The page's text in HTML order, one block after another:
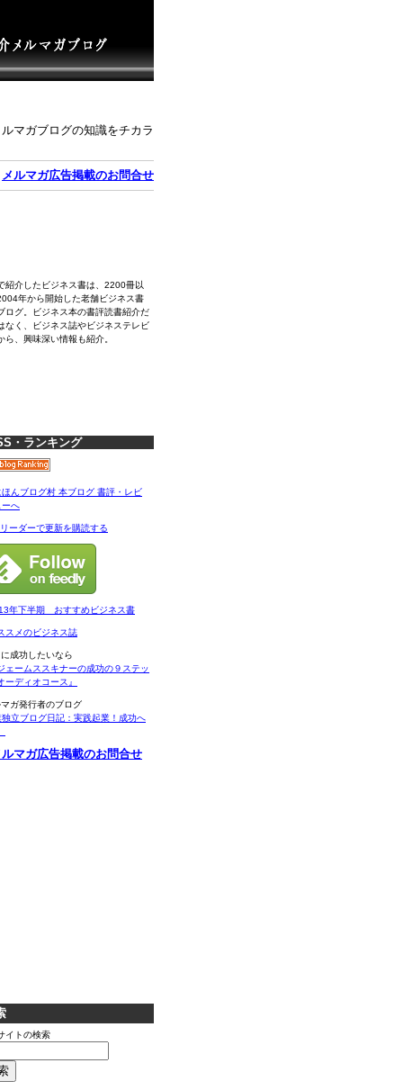
マガブログの知識をチカラ
メルマガ広告掲載のお問合せ
紹介したビジネス書は、2200冊以
年から開始した老舗ビジネス書
ログ。ビジネス本の書評読書紹介だ
なく、ビジネス誌やビジネステレビ
ら、興味深い情報も紹介。
・ランキング
ーダーで更新を購読する
年下半期 おすすめビジネス書
スメのビジネス誌
成功したいなら
ェームススキナーの成功の９ステッ
ーディオコース』
ガ発行者のブログ
独立ブログ日記：実践起業！成功へ
マガ広告掲載のお問合せ
イトの検索